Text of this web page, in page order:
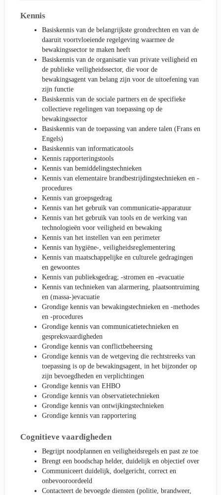
Kennis
Basiskennis van de belangrijkste grondrechten en van de
daaruit voortvloeiende regelgeving waarmee de
bewakingssector te maken heeft
Basiskennis van de organisatie van private veiligheid en
de publieke veiligheidssector, die voor de
bewakingsagent van belang zijn voor de uitoefening van
zijn functie
Basiskennis van de sociale partners en de specifieke
collectieve regelingen van toepassing op de
bewakingssector
Basiskennis van de toepassing van andere talen (Frans en
Engels)
Basiskennis van informaticatools
Kennis rapporteringstools
Kennis van bemiddelingstechnieken
Kennis van elementaire brandbestrijdingstechnieken en -
procedures
Kennis van groepsgedrag
Kennis van het gebruik van communicatie-apparatuur
Kennis van het gebruik van tools en de werking van
technologieën voor veiligheid en bewaking
Kennis van het instellen van een perimeter
Kennis van hygiëne-, veiligheidsreglementering
Kennis van maatschappelijke en culturele gedragingen
en gewoontes
Kennis van publieksgedrag; -stromen en -evacuatie
Kennis van technieken van alarmering, plaatsontruiming
en (massa-)evacuatie
Grondige kennis van bewakingstechnieken en -methodes
en -procedures
Grondige kennis van communicatietechnieken en
gespreksvaardigheden
Grondige kennis van conflictbeheersing
Grondige kennis van de wetgeving die rechtstreeks van
toepassing is op de bewakingsagent, in het bijzonder op
zijn bevoegdheden en verplichtingen
Grondige kennis van EHBO
Grondige kennis van observatietechnieken
Grondige kennis van ontwijkingstechnieken
Grondige kennis van rapportering
Cognitieve vaardigheden
Begrijpt noodplannen en veiligheidsregels en past ze toe
Brengt een boodschap helder, duidelijk en objectief over
Communiceert duidelijk, doelgericht, correct en
onbevooroordeeld
Contacteert de bevoegde diensten (politie, brandweer,